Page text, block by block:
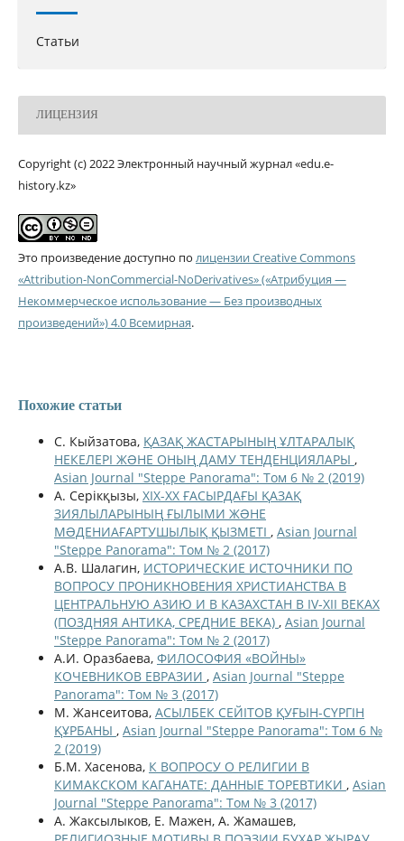
Статьи
ЛИЦЕНЗИЯ
Copyright (c) 2022 Электронный научный журнал «edu.e-
history.kz»
Это произведение доступно по лицензии Creative Commons
«Attribution-NonCommercial-NoDerivatives» («Атрибуция —
Некоммерческое использование — Без производных
произведений») 4.0 Всемирная.
Похожие статьи
С. Кыйзатова, ҚАЗАҚ ЖАСТАРЫНЫҢ ҰЛТАРАЛЫҚ
НЕКЕЛЕРІ ЖƏНЕ ОНЫҢ ДАМУ ТЕНДЕНЦИЯЛАРЫ ,
Asian Journal "Steppe Panorama": Том 6 № 2 (2019)
А. Серікқызы, ХІХ-ХХ ҒАСЫРДАҒЫ ҚАЗАҚ
ЗИЯЛЫЛАРЫНЫҢ ҒЫЛЫМИ ЖƏНЕ
МƏДЕНИАҒАРТУШЫЛЫҚ ҚЫЗМЕТІ , Asian Journal
"Steppe Panorama": Том № 2 (2017)
А.В. Шалагин, ИСТОРИЧЕСКИЕ ИСТОЧНИКИ ПО
ВОПРОСУ ПРОНИКНОВЕНИЯ ХРИСТИАНСТВА В
ЦЕНТРАЛЬНУЮ АЗИЮ И В КАЗАХСТАН В IV-XII ВЕКАХ
(ПОЗДНЯЯ АНТИКА, СРЕДНИЕ ВЕКА) , Asian Journal
"Steppe Panorama": Том № 2 (2017)
А.И. Оразбаева, ФИЛОСОФИЯ «ВОЙНЫ»
КОЧЕВНИКОВ ЕВРАЗИИ , Asian Journal "Steppe
Panorama": Том № 3 (2017)
М. Жансеитова, АСЫЛБЕК СЕЙІТОВ ҚУҒЫН-СҮРГІН
ҚҰРБАНЫ , Asian Journal "Steppe Panorama": Том 6 №
2 (2019)
Б.М. Хасенова, К ВОПРОСУ О РЕЛИГИИ В
КИМАКСКОМ КАГАНАТЕ: ДАННЫЕ ТОРЕВТИКИ , Asian
Journal "Steppe Panorama": Том № 3 (2017)
А. Жаксылыков, Е. Мажен, А. Жамашев,